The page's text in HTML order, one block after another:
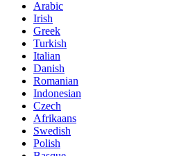
Arabic
Irish
Greek
Turkish
Italian
Danish
Romanian
Indonesian
Czech
Afrikaans
Swedish
Polish